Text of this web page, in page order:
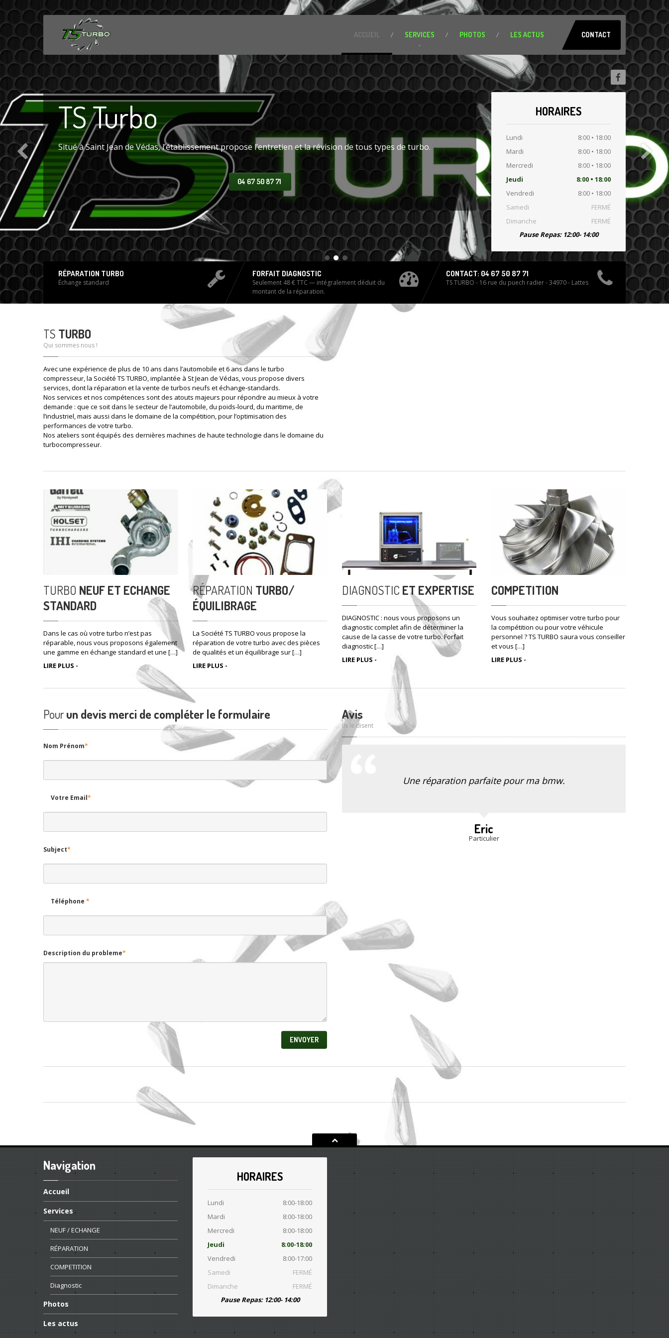
ACCUEIL SERVICES PHOTOS LES ACTUS CONTACT
TSTurbo
Situé à Saint Jean de Védas, l’établissement propose l’entretien et la révision de tous types de turbo.
04 67 50 87 71
HORAIRES
Lundi
8:00 • 18:00
Mardi
8:00 • 18:00
Mercredi
8:00 • 18:00
Jeudi
8:00 • 18:00
Vendredi
8:00 • 18:00
Samedi
FERMÉ
Dimanche
FERMÉ
Pause Repas: 12:00- 14:00
RÉPARATION TURBO
Échange standard
FORFAIT DIAGNOSTIC
Seulement 48 € TTC — intégralement déduit du
montant de la réparation.
CONTACT: 04 67 50 87 71
TS TURBO - 16 rue du puech radier - 34970 - Lattes
TS TURBO
Qui sommes nous !
Avec une expérience de plus de 10 ans dans l’automobile et 6 ans dans le turbo
compresseur, la Société TS TURBO, implantée à St Jean de Védas, vous propose divers
services, dont la réparation et la vente de turbos neufs et échange-standards.
Nos services et nos compétences sont des atouts majeurs pour répondre au mieux à votre
demande : que ce soit dans le secteur de l’automobile, du poids-lourd, du maritime, de
l’industriel, mais aussi dans le domaine de la compétition, pour l’optimisation des
performances de votre turbo.
Nos ateliers sont équipés des dernières machines de haute technologie dans le domaine du
turbocompresseur.
TURBO NEUF ET ECHANGE
STANDARD
Dans le cas où votre turbo n’est pas
réparable, nous vous proposons également
une gamme en échange standard et une […]
LIRE PLUS -
RÉPARATION TURBO/
ÉQUILIBRAGE
La Société TS TURBO vous propose la
réparation de votre turbo avec des pièces
de qualités et un équilibrage sur […]
LIRE PLUS -
DIAGNOSTIC ET EXPERTISE
DIAGNOSTIC : nous vous proposons un
diagnostic complet afin de déterminer la
cause de la casse de votre turbo. Forfait
diagnostic […]
LIRE PLUS -
COMPETITION
Vous souhaitez optimiser votre turbo pour
la compétition ou pour votre véhicule
personnel ? TS TURBO saura vous conseiller
et vous […]
LIRE PLUS -
Pourun devis merci de compléter le formulaire
Nom Prénom*
Votre Email*
Subject*
Téléphone *
Description du probleme*
Avis
Ils le disent
Une réparation parfaite pour ma bmw.
Eric
Particulier
Navigation
Accueil
Services
NEUF/ ECHANGE
RÉPARATION
COMPETITION
Diagnostic
Photos
Les actus
HORAIRES
Lundi
8:00-18:00
Mardi
8:00-18:00
Mercredi
8:00-18:00
Jeudi
8:00-18:00
Vendredi
8:00-17:00
Samedi
FERMÉ
Dimanche
FERMÉ
Pause Repas: 12:00- 14:00